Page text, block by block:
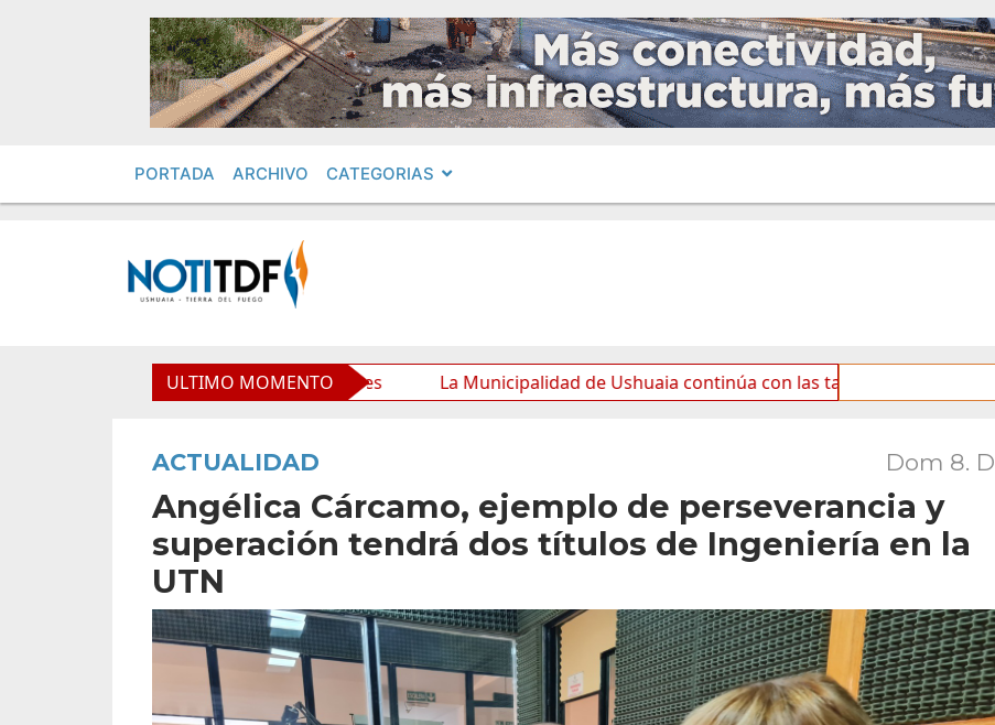
PORTADA ARCHIVO CATEGORIAS
ULTIMO MOMENTO
y mejora sus prestaciones La Municipalidad de Ushuaia continúa con las tareas de mantenimiento y
ACTUALIDAD Dom 8.
Angélica Cárcamo, ejemplo de perseverancia y
superación tendrá dos títulos de Ingeniería en la
UTN